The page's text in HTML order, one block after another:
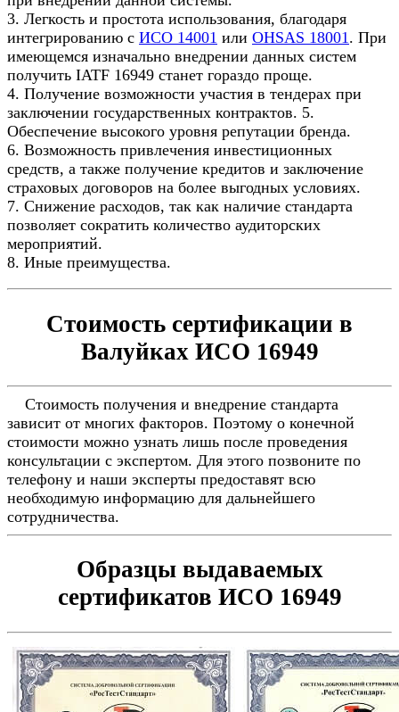
3. Легкость и простота использования, благодаря
интегрированию с ИСО 14001 или OHSAS 18001. При
имеющемся изначально внедрении данных систем
получить IATF 16949 станет гораздо проще.
4. Получение возможности участия в тендерах при
заключении государственных контрактов. 5.
Обеспечение высокого уровня репутации бренда.
6. Возможность привлечения инвестиционных
средств, а также получение кредитов и заключение
страховых договоров на более выгодных условиях.
7. Снижение расходов, так как наличие стандарта
позволяет сократить количество аудиторских
мероприятий.
8. Иные преимущества.
Стоимость сертификации в
Валуйках ИСО 16949
Стоимость получения и внедрение стандарта
зависит от многих факторов. Поэтому о конечной
стоимости можно узнать лишь после проведения
консультации с экспертом. Для этого позвоните по
телефону и наши эксперты предоставят всю
необходимую информацию для дальнейшего
сотрудничества.
Образцы выдаваемых
сертификатов ИСО 16949